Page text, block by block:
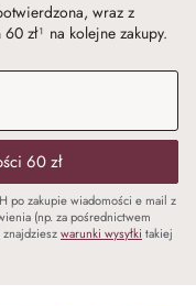
wraz z
zł¹ na kolejne zakupy.
60 zł
po zakupie wiadomości e mail z
(np. za pośrednictwem
warunki wysyłki takiej